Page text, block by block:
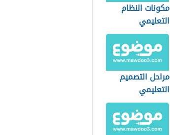
مكونات النظام
التعليمي
مراحل التصميم
التعليمي